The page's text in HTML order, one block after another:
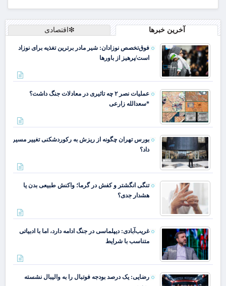
آخرین خبرها ❇اقتصادی
فوق‌تخصص نوزادان: شیر مادر برترین تغذیه برای نوزاد
است/پرهیز از باورها
عملیات نصر ۲ چه تاثیری در معادلات جنگ داشت؟
*سعدالله زارعی
بورس تهران چگونه از ریزش به رکوردشکنی تغییر مسیر
داد؟
تنگی انگشتر و کفش در گرما؛ واکنش طبیعی بدن یا
هشدار جدی؟
غریب‌آبادی: دیپلماسی در جنگ ادامه دارد، اما با ادبیاتی
متناسب با شرایط
رضایی: یک درصد بودجه فوتبال را به والیبال نشسته